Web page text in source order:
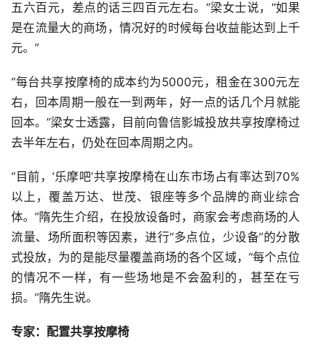
五六百元，差点的话三四百元左右。”梁女士说，“如果
是在流量大的商场，情况好的时候每台收益能达到上千
元。”
“每台共享按摩椅的成本约为5000元，租金在300元左
右，回本周期一般在一到两年，好一点的话几个月就能
回本。”梁女士透露，目前向鲁信影城投放共享按摩椅过
去半年左右，仍处在回本周期之内。
“目前，‘乐摩吧’共享按摩椅在山东市场占有率达到70%
以上，覆盖万达、世茂、银座等多个品牌的商业综合
体。”隋先生介绍，在投放设备时，商家会考虑商场的人
流量、场所面积等因素，进行“多点位，少设备”的分散
式投放，为的是能尽量覆盖商场的各个区域，“每个点位
的情况不一样，有一些场地是不会盈利的，甚至在亏
损。”隋先生说。
专家：配置共享按摩椅